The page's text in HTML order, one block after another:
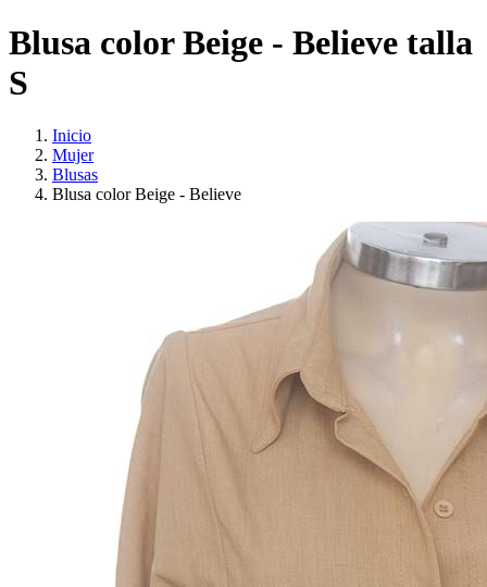
Blusa color Beige - Believe talla
S
Inicio
Mujer
Blusas
Blusa color Beige - Believe